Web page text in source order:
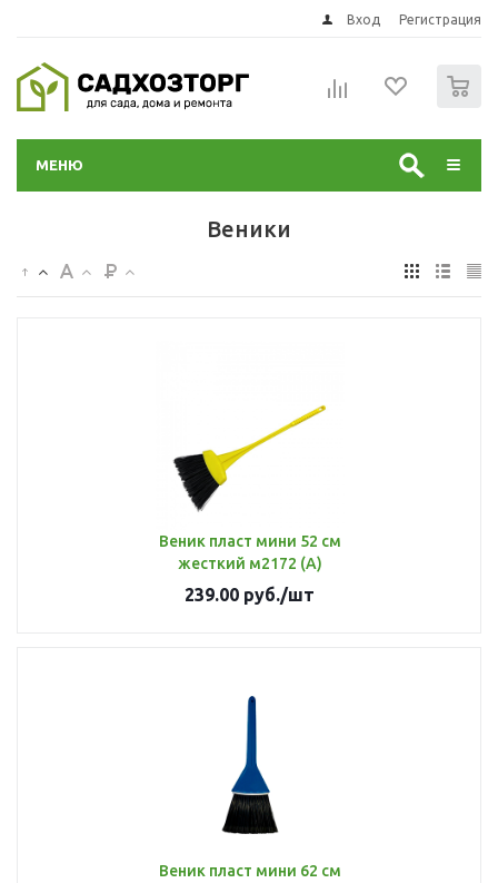
Вход Регистрация
МЕНЮ
Веники
Веник пласт мини 52 см
жесткий м2172 (А)
239.00 руб./шт
Веник пласт мини 62 см